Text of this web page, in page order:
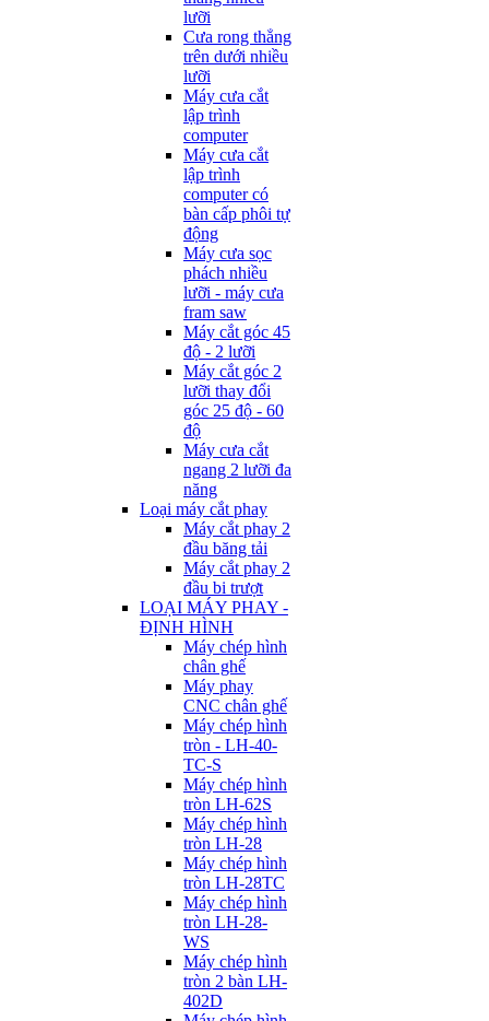
lưỡi
Cưa rong thẳng
trên dưới nhiều
lưỡi
Máy cưa cắt
lập trình
computer
Máy cưa cắt
lập trình
computer có
bàn cấp phôi tự
động
Máy cưa sọc
phách nhiều
lưỡi - máy cưa
fram saw
Máy cắt góc 45
độ - 2 lưỡi
Máy cắt góc 2
lưỡi thay đổi
góc 25 độ - 60
độ
Máy cưa cắt
ngang 2 lưỡi đa
năng
Loại máy cắt phay
Máy cắt phay 2
đầu băng tải
Máy cắt phay 2
đầu bi trượt
LOẠI MÁY PHAY -
ĐỊNH HÌNH
Máy chép hình
chân ghế
Máy phay
CNC chân ghế
Máy chép hình
tròn - LH-40-
TC-S
Máy chép hình
tròn LH-62S
Máy chép hình
tròn LH-28
Máy chép hình
tròn LH-28TC
Máy chép hình
tròn LH-28-
WS
Máy chép hình
tròn 2 bàn LH-
402D